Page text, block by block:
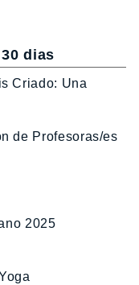
dias
Criado: Una
de Profesoras/es
2025